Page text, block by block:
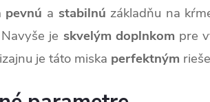
pevnú a stabilnú základňu na
je skvelým doplnkom pre
je táto miska perfektným